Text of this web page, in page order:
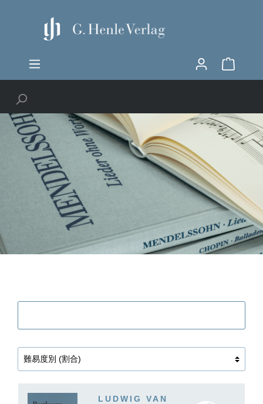
LUDWIG VAN